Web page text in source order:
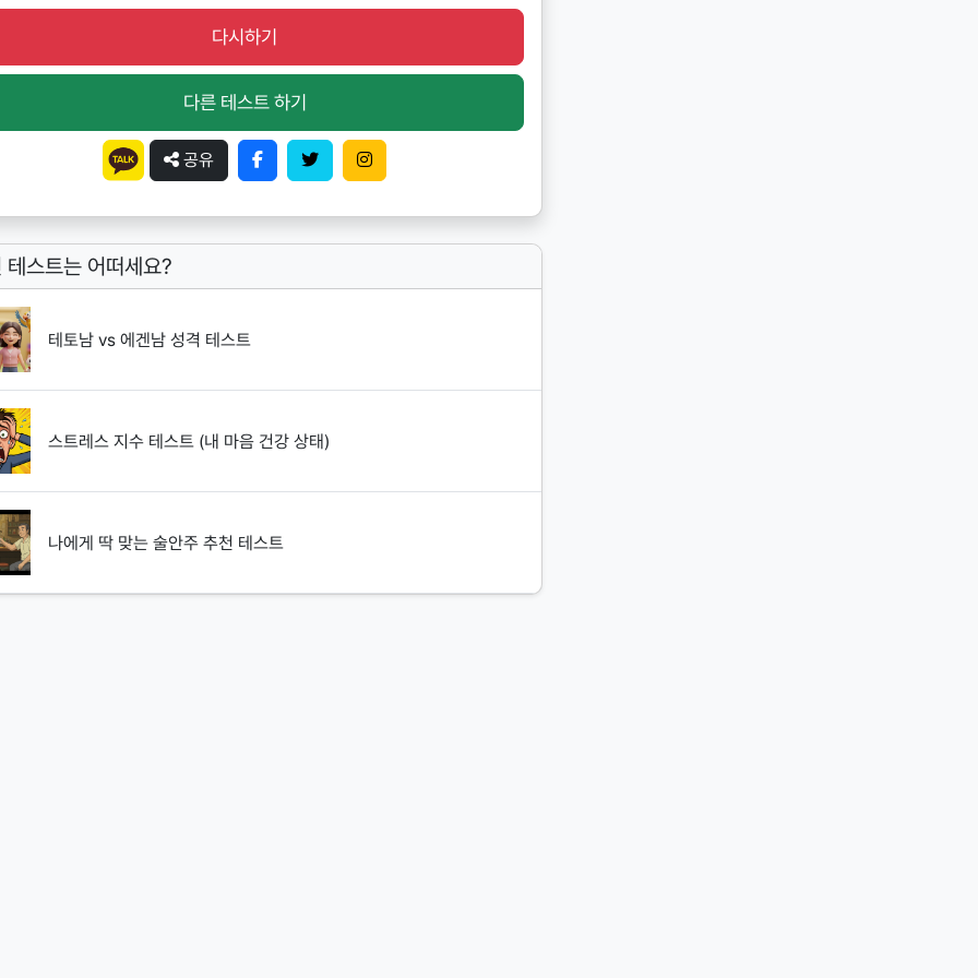
다시하기
다른 테스트 하기
공유
테스트는 어떠세요?
테토남 vs 에겐남 성격 테스트
스트레스 지수 테스트 (내 마음 건강 상태)
나에게 딱 맞는 술안주 추천 테스트